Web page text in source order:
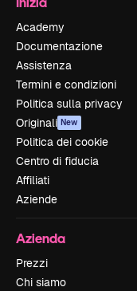
Academy
Documentazione
Assistenza
Termini e condizioni
Politica sulla privacy
Originali New
Politica dei cookie
Centro di fiducia
Affiliati
Aziende
Azienda
Prezzi
Chi siamo